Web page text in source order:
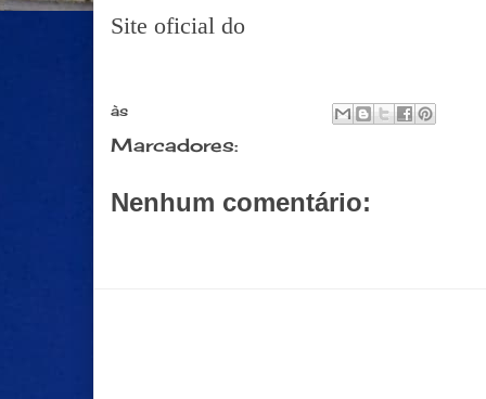
Site oficial do
às
Marcadores:
Nenhum comentário: